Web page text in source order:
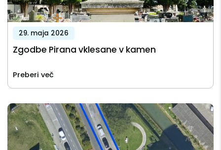
29. maja 2026
Zgodbe Pirana vklesane v kamen
Preberi več